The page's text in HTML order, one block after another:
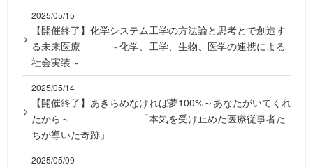
2025/05/15
【開催終了】化学システム工学の方法論と思考とで創造す
る未来医療 ～化学、工学、生物、医学の連携による
社会実装～
2025/05/14
【開催終了】あきらめなければ夢100%～あなたがいてくれ
たから～ 「本気を受け止めた医療従事者た
ちが導いた奇跡」
2025/05/09